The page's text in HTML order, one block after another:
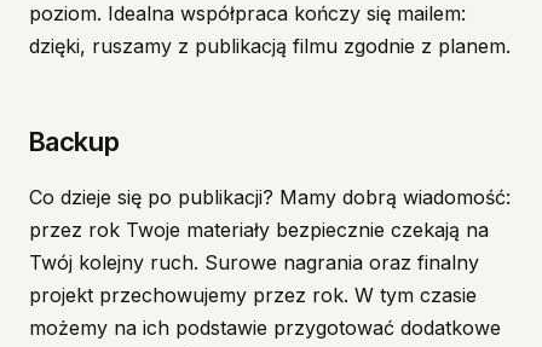
poziom. Idealna współpraca kończy się mailem:
dzięki, ruszamy z publikacją filmu zgodnie z planem.
Backup
Co dzieje się po publikacji? Mamy dobrą wiadomość:
przez rok Twoje materiały bezpiecznie czekają na
Twój kolejny ruch. Surowe nagrania oraz finalny
projekt przechowujemy przez rok. W tym czasie
możemy na ich podstawie przygotować dodatkowe